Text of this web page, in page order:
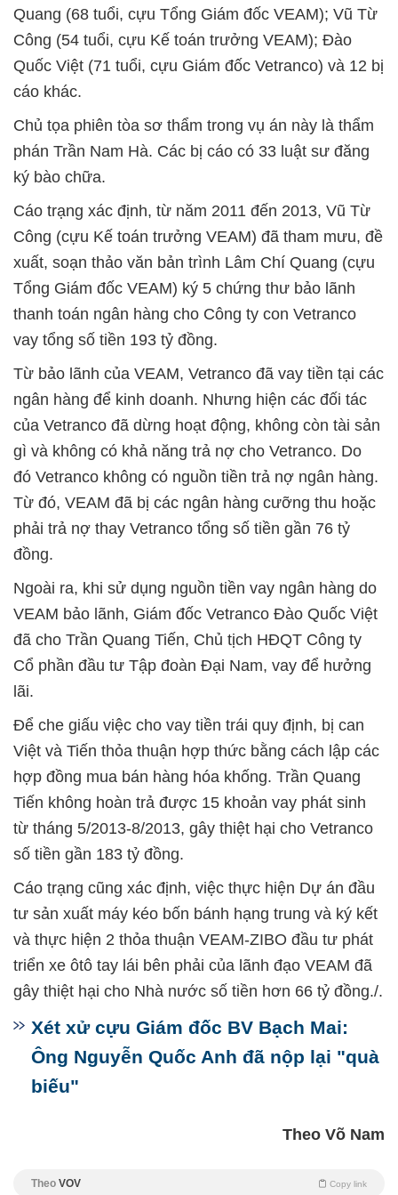
Quang (68 tuổi, cựu Tổng Giám đốc VEAM); Vũ Từ
Công (54 tuổi, cựu Kế toán trưởng VEAM); Đào
Quốc Việt (71 tuổi, cựu Giám đốc Vetranco) và 12 bị
cáo khác.
Chủ tọa phiên tòa sơ thẩm trong vụ án này là thẩm
phán Trần Nam Hà. Các bị cáo có 33 luật sư đăng
ký bào chữa.
Cáo trạng xác định, từ năm 2011 đến 2013, Vũ Từ
Công (cựu Kế toán trưởng VEAM) đã tham mưu, đề
xuất, soạn thảo văn bản trình Lâm Chí Quang (cựu
Tổng Giám đốc VEAM) ký 5 chứng thư bảo lãnh
thanh toán ngân hàng cho Công ty con Vetranco
vay tổng số tiền 193 tỷ đồng.
Từ bảo lãnh của VEAM, Vetranco đã vay tiền tại các
ngân hàng để kinh doanh. Nhưng hiện các đối tác
của Vetranco đã dừng hoạt động, không còn tài sản
gì và không có khả năng trả nợ cho Vetranco. Do
đó Vetranco không có nguồn tiền trả nợ ngân hàng.
Từ đó, VEAM đã bị các ngân hàng cưỡng thu hoặc
phải trả nợ thay Vetranco tổng số tiền gần 76 tỷ
đồng.
Ngoài ra, khi sử dụng nguồn tiền vay ngân hàng do
VEAM bảo lãnh, Giám đốc Vetranco Đào Quốc Việt
đã cho Trần Quang Tiến, Chủ tịch HĐQT Công ty
Cổ phần đầu tư Tập đoàn Đại Nam, vay để hưởng
lãi.
Để che giấu việc cho vay tiền trái quy định, bị can
Việt và Tiến thỏa thuận hợp thức bằng cách lập các
hợp đồng mua bán hàng hóa khống. Trần Quang
Tiến không hoàn trả được 15 khoản vay phát sinh
từ tháng 5/2013-8/2013, gây thiệt hại cho Vetranco
số tiền gần 183 tỷ đồng.
Cáo trạng cũng xác định, việc thực hiện Dự án đầu
tư sản xuất máy kéo bốn bánh hạng trung và ký kết
và thực hiện 2 thỏa thuận VEAM-ZIBO đầu tư phát
triển xe ôtô tay lái bên phải của lãnh đạo VEAM đã
gây thiệt hại cho Nhà nước số tiền hơn 66 tỷ đồng./.
Xét xử cựu Giám đốc BV Bạch Mai:
Ông Nguyễn Quốc Anh đã nộp lại "quà
biếu"
Theo Võ Nam
Theo VOV Copy link